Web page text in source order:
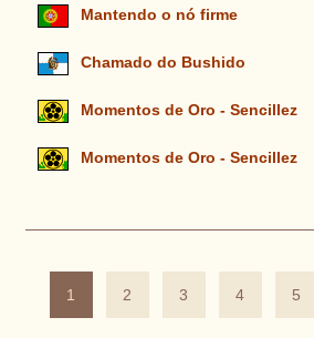
Mantendo o nó firme
Chamado do Bushido
Momentos de Oro - Sencillez
Momentos de Oro - Sencillez
1 2 3 4 5